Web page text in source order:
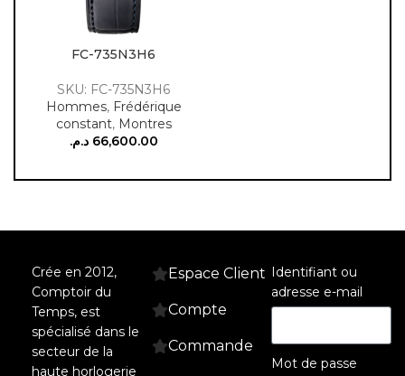
FC-735N3H6
SKU: FC-735N3H6
Hommes, Frédérique
constant, Montres
66,600.00 د.م.
Crée en 2012,
Comptoir du
Temps, est
spécialisé dans le
secteur de la
haute horlogerie
Espace Client
Compte
Commande
Identifiant ou
adresse e-mail
Mot de passe